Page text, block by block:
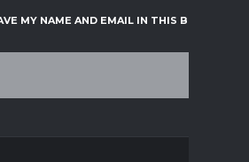
MY NAME AND EMAIL IN THIS BROWSER